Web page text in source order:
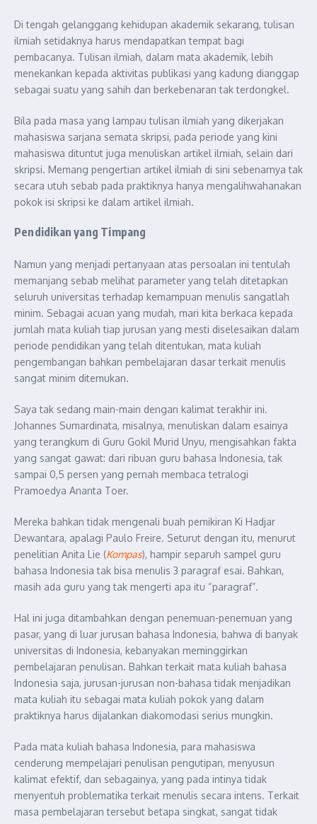
Di tengah gelanggang kehidupan akademik sekarang, tulisan
ilmiah setidaknya harus mendapatkan tempat bagi
pembacanya. Tulisan ilmiah, dalam mata akademik, lebih
menekankan kepada aktivitas publikasi yang kadung dianggap
sebagai suatu yang sahih dan berkebenaran tak terdongkel.
Bila pada masa yang lampau tulisan ilmiah yang dikerjakan
mahasiswa sarjana semata skripsi, pada periode yang kini
mahasiswa dituntut juga menuliskan artikel ilmiah, selain dari
skripsi. Memang pengertian artikel ilmiah di sini sebenarnya tak
secara utuh sebab pada praktiknya hanya mengalihwahanakan
pokok isi skripsi ke dalam artikel ilmiah.
Pendidikan yang Timpang
Namun yang menjadi pertanyaan atas persoalan ini tentulah
memanjang sebab melihat parameter yang telah ditetapkan
seluruh universitas terhadap kemampuan menulis sangatlah
minim. Sebagai acuan yang mudah, mari kita berkaca kepada
jumlah mata kuliah tiap jurusan yang mesti diselesaikan dalam
periode pendidikan yang telah ditentukan, mata kuliah
pengembangan bahkan pembelajaran dasar terkait menulis
sangat minim ditemukan.
Saya tak sedang main-main dengan kalimat terakhir ini.
Johannes Sumardinata, misalnya, menuliskan dalam esainya
yang terangkum di Guru Gokil Murid Unyu, mengisahkan fakta
yang sangat gawat: dari ribuan guru bahasa Indonesia, tak
sampai 0,5 persen yang pernah membaca tetralogi
Pramoedya Ananta Toer.
Mereka bahkan tidak mengenali buah pemikiran Ki Hadjar
Dewantara, apalagi Paulo Freire. Seturut dengan itu, menurut
penelitian Anita Lie (Kompas), hampir separuh sampel guru
bahasa Indonesia tak bisa menulis 3 paragraf esai. Bahkan,
masih ada guru yang tak mengerti apa itu “paragraf”.
Hal ini juga ditambahkan dengan penemuan-penemuan yang
pasar, yang di luar jurusan bahasa Indonesia, bahwa di banyak
universitas di Indonesia, kebanyakan meminggirkan
pembelajaran penulisan. Bahkan terkait mata kuliah bahasa
Indonesia saja, jurusan-jurusan non-bahasa tidak menjadikan
mata kuliah itu sebagai mata kuliah pokok yang dalam
praktiknya harus dijalankan diakomodasi serius mungkin.
Pada mata kuliah bahasa Indonesia, para mahasiswa
cenderung mempelajari penulisan pengutipan, menyusun
kalimat efektif, dan sebagainya, yang pada intinya tidak
menyentuh problematika terkait menulis secara intens. Terkait
masa pembelajaran tersebut betapa singkat, sangat tidak